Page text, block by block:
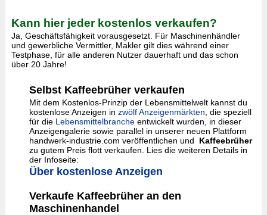
Kann hier jeder kostenlos verkaufen?
Ja, Geschäftsfähigkeit vorausgesetzt. Für Maschinenhändler
und gewerbliche Vermittler, Makler gilt dies während einer
Testphase, für alle anderen Nutzer dauerhaft und das schon
über 20 Jahre!
Selbst Kaffeebrüher verkaufen
Mit dem Kostenlos-Prinzip der Lebensmittelwelt kannst du
kostenlose Anzeigen in zwölf Anzeigenmärkten , die speziell
für die Lebensmittelbrancheentwickelt wurden, in dieser
Anzeigengalerie sowie parallel in unserer neuen Plattform
handwerk-industrie.com veröffentlichen und Kaffeebrüher
zu gutem Preis flott verkaufen. Lies die weiteren Details in
der Infoseite:
Über kostenlose Anzeigen
Verkaufe Kaffeebrüher an den
Maschinenhandel